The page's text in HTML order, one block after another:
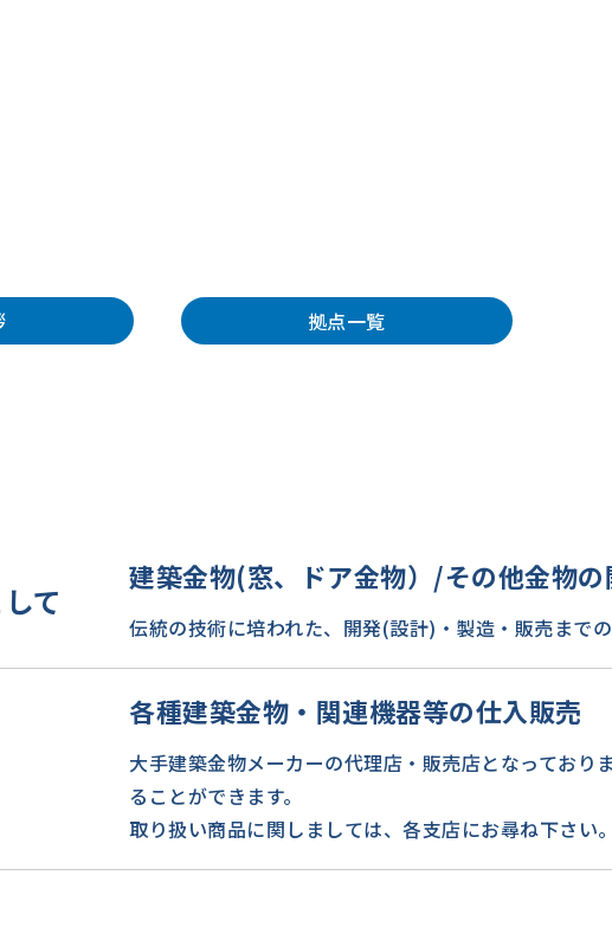
拠点一覧
て
建築金物(窓、ドア金物）/その他金物
伝統の技術に培われた、開発(設計)・製造・販売まで
各種建築金物・関連機器等の仕入販売
大手建築金物メーカーの代理店・販売店となっており
ることができます。
取り扱い商品に関しましては、各支店にお尋ね下さい